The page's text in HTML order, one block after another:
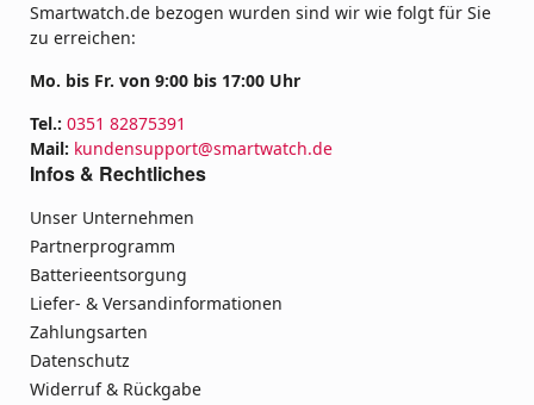
Smartwatch.de bezogen wurden sind wir wie folgt für Sie
zu erreichen:
Mo. bis Fr. von 9:00 bis 17:00 Uhr
Tel.: 0351 82875391
Mail: kundensupport@smartwatch.de
Infos & Rechtliches
Unser Unternehmen
Partnerprogramm
Batterieentsorgung
Liefer- & Versandinformationen
Zahlungsarten
Datenschutz
Widerruf & Rückgabe